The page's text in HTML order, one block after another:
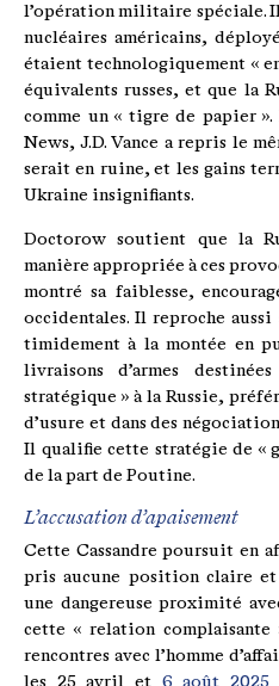
l’opération militaire spéciale.
nucléaires américains,
étaient technologiquement «
équivalents russes, et que la
comme un « tigre de papier ».
News, J.D. Vance a repris le
serait en ruine, et les gains
Ukraine insignifiants.
Doctorow soutient que la
manière appropriée à ces
montré sa faiblesse,
occidentales. Il reproche
timidement à la montée en
livraisons d’armes
stratégique » à la Russie,
d’usure et dans des
Il qualifie cette stratégie de «
de la part de Poutine.
L’accusation d’apaisement
Cette Cassandre poursuit en
pris aucune position claire
une dangereuse proximité
cette « relation complaisante
rencontres avec l’homme
les 25 avril et 6 août 2025